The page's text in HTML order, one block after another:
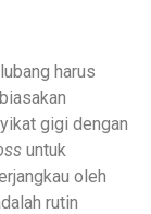
harus
gigi dengan
untuk
oleh
rutin